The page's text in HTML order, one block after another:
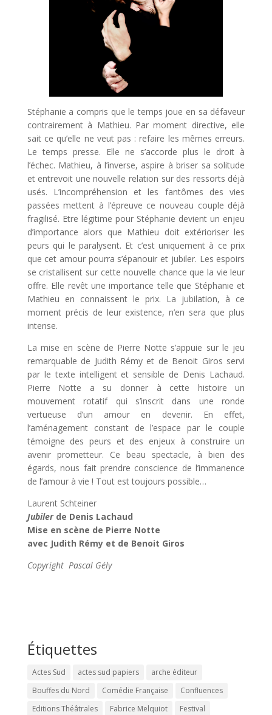
Stéphanie a compris que le temps joue en sa défaveur
contrairement à Mathieu. Par moment directive, elle
sait ce qu’elle ne veut pas : refaire les mêmes erreurs.
Le temps presse. Elle ne s’accorde plus le droit à
l’échec. Mathieu, à l’inverse, aspire à briser sa solitude
et entrevoit une nouvelle relation sur des ressorts déjà
usés. L’incompréhension et les fantômes des vies
passées mettent à l’épreuve ce nouveau couple déjà
fragilisé. Etre légitime pour Stéphanie devient un enjeu
d’importance alors que Mathieu doit extérioriser les
peurs qui le paralysent. Et c’est uniquement à ce prix
que cet amour pourra s’épanouir et jubiler. Les espoirs
se cristallisent sur cette nouvelle chance que la vie leur
offre. Elle revêt une importance telle que Stéphanie et
Mathieu en connaissent le prix. La jubilation, à ce
moment précis de leur existence, n’en sera que plus
intense.
La mise en scène de Pierre Notte s’appuie sur le jeu
remarquable de Judith Rémy et de Benoit Giros servi
par le texte intelligent et sensible de Denis Lachaud.
Pierre Notte a su donner à cette histoire un
mouvement rotatif qui s’inscrit dans une ronde
vertueuse d’un amour en devenir. En effet,
l’aménagement constant de l’espace par le couple
témoigne des peurs et des enjeux à construire un
avenir prometteur. Ce beau spectacle, à bien des
égards, nous fait prendre conscience de l’immanence
de l’amour à vie ! Tout est toujours possible…
Laurent Schteiner
Jubilerde Denis Lachaud
Mise en scène de Pierre Notte
avec Judith Rémy et de Benoit Giros
Copyright Pascal Gély
Étiquettes
Actes Sud actes sud papiers
arche éditeur
Bouffes du Nord
Comédie Française
Confluences
Editions Théâtrales
Fabrice Melquiot Festival